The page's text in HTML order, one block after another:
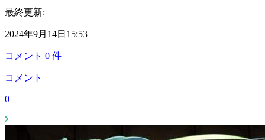
最終更新:
2024年9月14日15:53
コメント 0 件
コメント
0